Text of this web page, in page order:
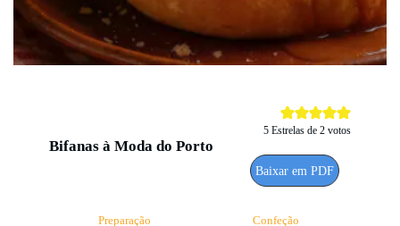
Bifanas à Moda do Porto
5 Estrelas de 2 votos
Baixar em PDF
Preparação
Confeção